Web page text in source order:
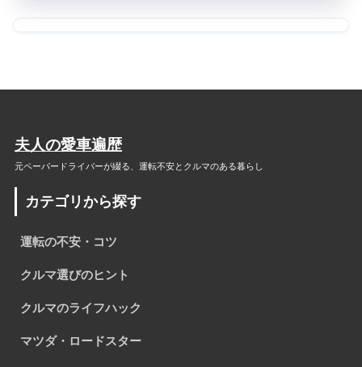
夫人の愛車遍歴
元ペーパードライバーが綴る、 運転不安とクルマのある暮らし
カテゴリから探す
運転の不安・コツ
クルマ選びのヒント
クルマのライフハック
マツダ・ロードスター